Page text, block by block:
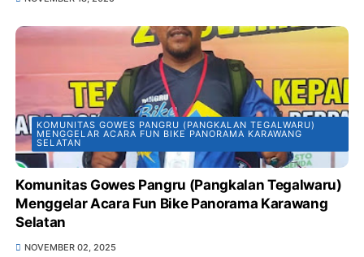
KOMUNITAS GOWES PANGRU (PANGKALAN TEGALWARU)
MENGGELAR ACARA FUN BIKE PANORAMA KARAWANG
SELATAN
Komunitas Gowes Pangru (Pangkalan Tegalwaru)
Menggelar Acara Fun Bike Panorama Karawang
Selatan
NOVEMBER 02, 2025